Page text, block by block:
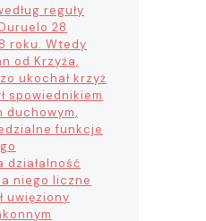
reguły
28
roku. Wtedy
od Krzyża,
ukochał krzyż
spowiednikiem
duchowym,
funkcje
działalność
niego liczne
uwięziony